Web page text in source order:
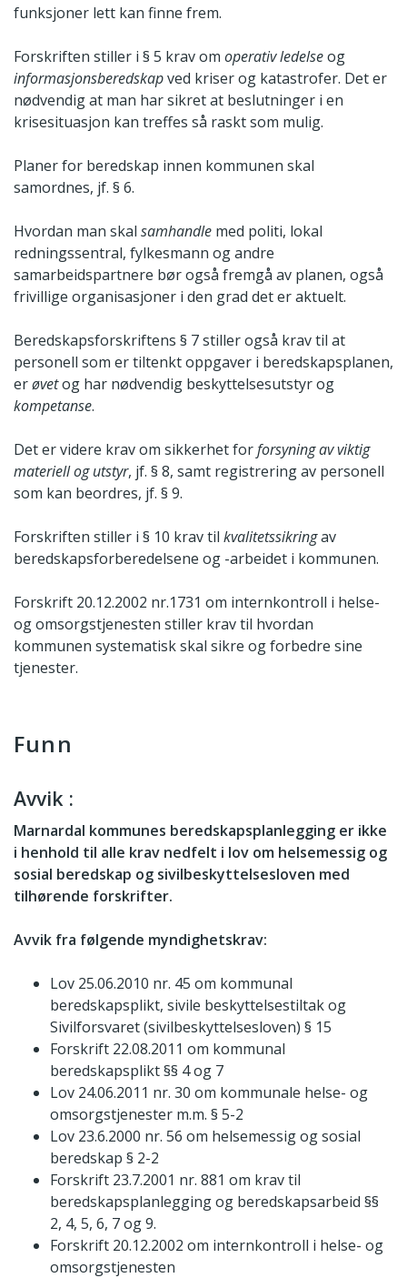
funksjoner lett kan finne frem.
Forskriften stiller i § 5 krav om operativ ledelseog
informasjonsberedskapved kriser og katastrofer. Det er
nødvendig at man har sikret at beslutninger i en
krisesituasjon kan treffes så raskt som mulig.
Planer for beredskap innen kommunen skal
samordnes, jf. § 6.
Hvordan man skal samhandle med politi, lokal
redningssentral, fylkesmann og andre
samarbeidspartnere bør også fremgå av planen, også
frivillige organisasjoner i den grad det er aktuelt.
Beredskapsforskriftens § 7 stiller også krav til at
personell som er tiltenkt oppgaver i beredskapsplanen,
erøvetog har nødvendig beskyttelsesutstyr og
kompetanse.
Det er videre krav om sikkerhet forforsyning av viktig
materiell og utstyr, jf. § 8, samt registrering av personell
som kan beordres, jf. § 9.
Forskriften stiller i § 10 krav til kvalitetssikringav
beredskapsforberedelsene og -arbeidet i kommunen.
Forskrift 20.12.2002 nr.1731 om internkontroll i helse-
og omsorgstjenesten stiller krav til hvordan
kommunen systematisk skal sikre og forbedre sine
tjenester.
Funn
Avvik :
Marnardal kommunes beredskapsplanlegging er ikke
i henhold til alle krav nedfelt i lov om helsemessig og
sosial beredskap og sivilbeskyttelsesloven med
tilhørende forskrifter.
Avvik fra følgende myndighetskrav:
Lov 25.06.2010 nr. 45 om kommunal
beredskapsplikt, sivile beskyttelsestiltak og
Sivilforsvaret (sivilbeskyttelsesloven) § 15
Forskrift 22.08.2011 om kommunal
beredskapsplikt §§ 4 og 7
Lov 24.06.2011 nr. 30 om kommunale helse- og
omsorgstjenester m.m. § 5-2
Lov 23.6.2000 nr. 56 om helsemessig og sosial
beredskap § 2-2
Forskrift 23.7.2001 nr. 881 om krav til
beredskapsplanlegging og beredskapsarbeid §§
2, 4, 5, 6, 7 og 9.
Forskrift 20.12.2002 om internkontroll i helse- og
omsorgstjenesten